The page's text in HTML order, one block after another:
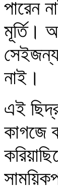
পারেন
মূর্তি।
সেইজন্য
নাই।
এই
কাগজে